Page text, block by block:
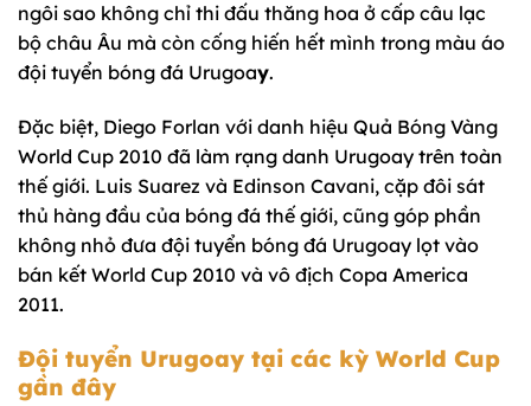
ngôi sao không chỉ thi đấu thăng hoa ở cấp câu lạc
bộ châu Âu mà còn cống hiến hết mình trong màu áo
đội tuyển bóng đá Urugoay.
Đặc biệt, Diego Forlan với danh hiệu Quả Bóng Vàng
World Cup 2010 đã làm rạng danh Urugoay trên toàn
thế giới. Luis Suarez và Edinson Cavani, cặp đôi sát
thủ hàng đầu của bóng đá thế giới, cũng góp phần
không nhỏ đưa đội tuyển bóng đá Urugoay lọt vào
bán kết World Cup 2010 và vô địch Copa America
2011.
Đội tuyển Urugoay tại các kỳ World Cup
gần đây